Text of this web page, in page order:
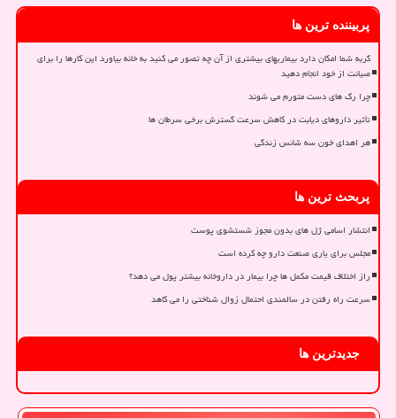
پربیننده ترین ها
گربه شما امکان دارد بیماریهای بیشتری از آن چه تصور می کنید به خانه بیاورد این کارها را برای
صیانت از خود انجام دهید
چرا رگ های دست متورم می شوند
تأثیر داروهای دیابت در کاهش سرعت گسترش برخی سرطان ها
هر اهدای خون سه شانس زندگی
پربحث ترین ها
انتشار اسامی ژل های بدون مجوز شستشوی پوست
مجلس برای یاری صنعت دارو چه کرده است
راز اختلاف قیمت مکمل ها چرا بیمار در داروخانه بیشتر پول می دهد؟
سرعت راه رفتن در سالمندی احتمال زوال شناختی را می کاهد
جدیدترین ها